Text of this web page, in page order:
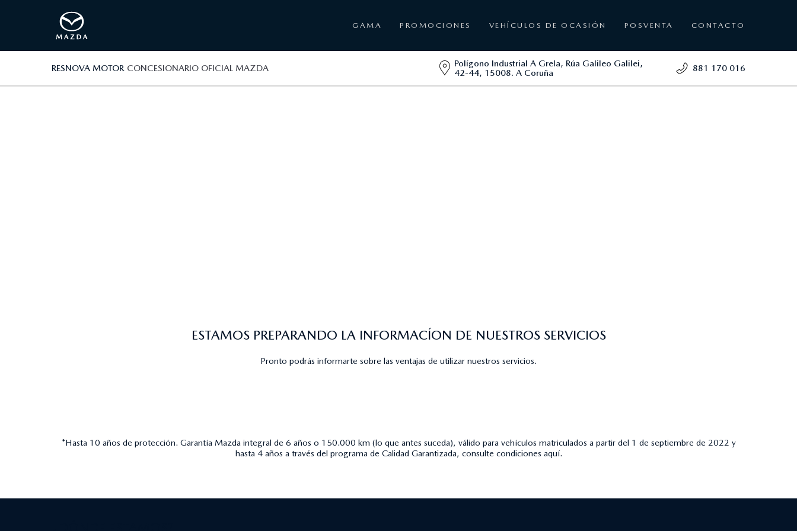
GAMA PROMOCIONES VEHÍCULOS DE OCASIÓN POSVENTA CONTACTO
RESNOVA MOTOR CONCESIONARIO OFICIAL MAZDA
Polígono Industrial A Grela, Rúa Galileo Galilei,
42-44, 15008. A Coruña
881 170 016
ESTAMOS PREPARANDO LA INFORMACÍON DE NUESTROS SERVICIOS
Pronto podrás informarte sobre las ventajas de utilizar nuestros servicios.
*Hasta 10 años de protección. Garantía Mazda integral de 6 años o 150.000 km (lo que antes suceda), válido para vehículos matriculados a partir del 1 de septiembre de 2022 y
hasta 4 años a través del programa de Calidad Garantizada, consulte condiciones aquí.